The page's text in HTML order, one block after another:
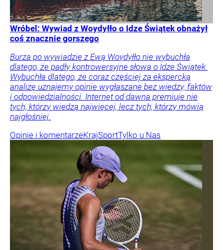
Wróbel: Wywiad z Woydyłło o Idze Świątek obnażył
coś znacznie gorszego
Burza po wywiadzie z Ewą Woydyłło nie wybuchła
dlatego, że padły kontrowersyjne słowa o Idze Świątek.
Wybuchła dlatego, że coraz częściej za ekspercką
analizę uznajemy opinie wygłaszane bez wiedzy, faktów
i odpowiedzialności. Internet od dawna premiuje nie
tych, którzy wiedzą najwięcej, lecz tych, którzy mówią
najgłośniej.
Opinie i komentarzeKrajSportTylko u Nas